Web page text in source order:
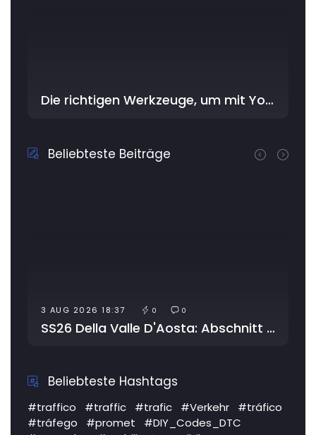
Die richtigen Werkzeuge, um mit YouDriver im Workshop am besten zu beginnen
Beliebteste Beiträge
2026 18:37 0 0
SS26 Della Valle D'Aosta: Abschnitt wegen Arbeiten gesperrt SS372
Beliebteste Hashtags
#traffico #traffic #trafic #Verkehr
#tráfico
#tráfego
#promet
#DIY_Codes_DTC